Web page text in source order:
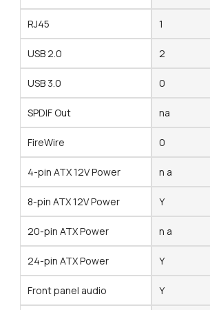
RJ45 1
USB 2.0 2
USB 3.0 0
SPDIF Out na
FireWire 0
4-pin ATX 12V Power n a
8-pin ATX 12V Power Y
20-pin ATX Power n a
24-pin ATX Power Y
Front panel audio Y